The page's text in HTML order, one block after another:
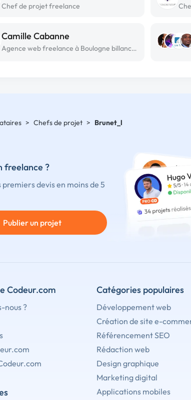
Chef de projet freelance
Camille Cabanne
Agence web freelance à Boulogne billancourt
> Chefs de projet > Brunet_l
freelance ?
premiers devis en moins de 5
Publier un projet
Codeur.com
nous ?
Catégories populaires
Développement web
Création de site e-
Référencement SEO
Rédaction web
Design graphique
Marketing digital
Applications mobiles